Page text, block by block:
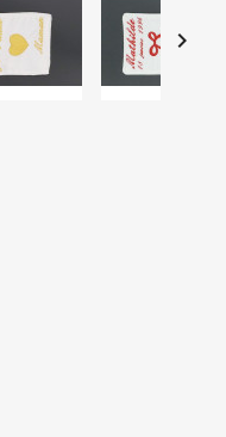
